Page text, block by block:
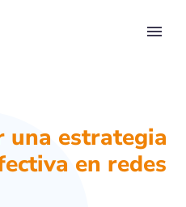
una estrategia
en redes